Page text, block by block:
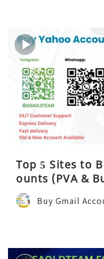
Top 5 Sites to
ounts (PVA &
Buy Gmail